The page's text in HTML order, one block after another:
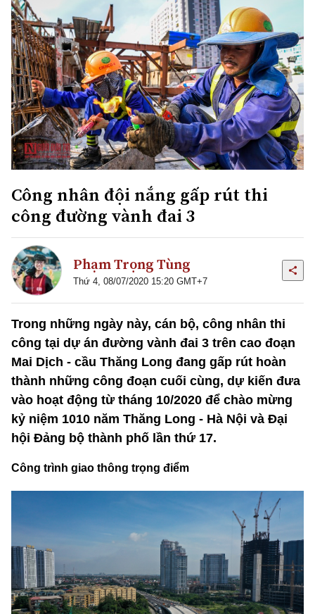
Công nhân đội nắng gấp rút thi
công đường vành đai 3
Phạm Trọng Tùng
Thứ 4, 08/07/2020 15:20 GMT+7
Trong những ngày này, cán bộ, công nhân thi
công tại dự án đường vành đai 3 trên cao đoạn
Mai Dịch - cầu Thăng Long đang gấp rút hoàn
thành những công đoạn cuối cùng, dự kiến đưa
vào hoạt động từ tháng 10/2020 để chào mừng
kỷ niệm 1010 năm Thăng Long - Hà Nội và Đại
hội Đảng bộ thành phố lần thứ 17.
Công trình giao thông trọng điểm